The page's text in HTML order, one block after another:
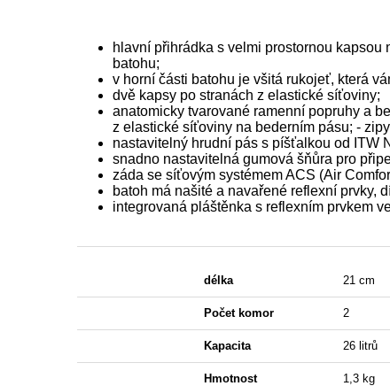
hlavní přihrádka s velmi prostornou
batohu;
v horní části batohu je všitá rukojeť, která
dvě kapsy po stranách z elastické síťoviny;
anatomicky tvarované ramenní popruhy a
z elastické síťoviny na bederním pásu; -
nastavitelný hrudní pás s píšťalkou od ITW
snadno nastavitelná gumová šňůra pro
záda se síťovým systémem ACS (Air
batoh má našité a navařené reflexní prvky,
integrovaná pláštěnka s reflexním prvkem
délka 21 cm
Počet komor 2
Kapacita 26 litrů
Hmotnost 1,3 kg